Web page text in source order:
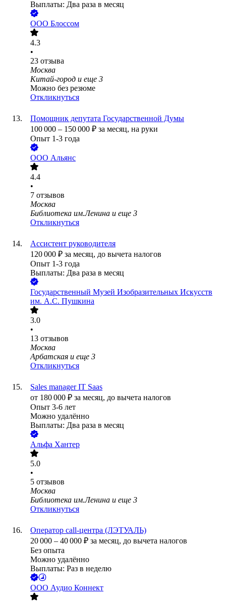
Выплаты: Два раза в месяц
ООО Блоссом
4.3
•
23 отзыва
Москва
Китай-город и еще 3
Можно без резюме
Откликнуться
Помощник депутата Государственной Думы
100 000 – 150 000 ₽ за месяц, на руки
Опыт 1-3 года
ООО Альянс
4.4
•
7 отзывов
Москва
Библиотека им.Ленина и еще 3
Откликнуться
Ассистент руководителя
120 000 ₽ за месяц, до вычета налогов
Опыт 1-3 года
Выплаты: Два раза в месяц
Государственный Музей Изобразительных Искусств
им. А.С. Пушкина
3.0
•
13 отзывов
Москва
Арбатская и еще 3
Откликнуться
Sales manager IT Saas
от 180 000 ₽ за месяц, до вычета налогов
Опыт 3-6 лет
Можно удалённо
Выплаты: Два раза в месяц
Альфа Хантер
5.0
•
5 отзывов
Москва
Библиотека им.Ленина и еще 3
Откликнуться
Оператор call-центра (ЛЭТУАЛЬ)
20 000 – 40 000 ₽ за месяц, до вычета налогов
Без опыта
Можно удалённо
Выплаты: Раз в неделю
ООО Аудио Коннект